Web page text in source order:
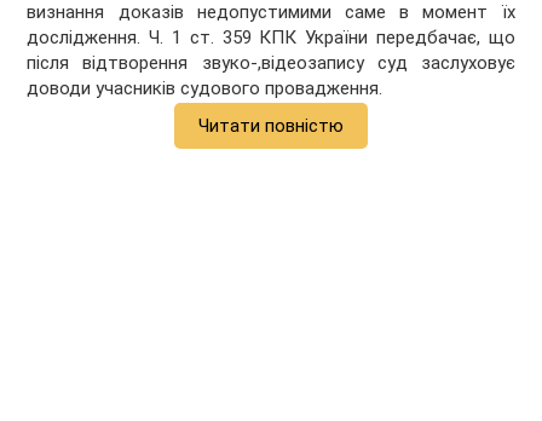
визнання доказів недопустимими саме в момент їх
дослідження. Ч. 1 ст. 359 КПК України передбачає, що
після відтворення звуко-,відеозапису суд заслуховує
доводи учасників судового провадження.
Читати повністю